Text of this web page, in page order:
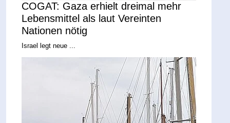
COGAT: Gaza erhielt dreimal mehr
Lebensmittel als laut Vereinten
Nationen nötig
Israel legt neue ...